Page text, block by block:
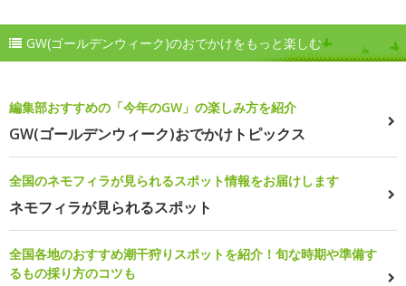
GW(ゴールデンウィーク)のおでかけをもっと楽しむ
編集部おすすめの「今年のGW」の楽しみ方を紹介
GW(ゴールデンウィーク)おでかけトピックス
全国のネモフィラが見られるスポット情報をお届けします
ネモフィラが見られるスポット
全国各地のおすすめ潮干狩りスポットを紹介！旬な時期や準備す
るもの採り方のコツも